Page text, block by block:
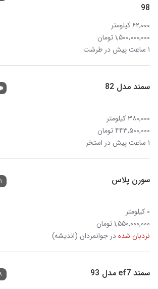
98
۶۲,۰۰۰ کیلومتر
۱,۵۰۰,۰۰۰,۰۰۰ تومان
۱ ساعت پیش در طرشت
سمند مدل 82
۳۸۰,۰۰۰ کیلومتر
۴۴۳,۵۰۰,۰۰۰ تومان
۱ ساعت پیش در استخر
سورن پلاس
۰ کیلومتر
۱,۵۵۰,۰۰۰,۰۰۰ تومان
نردبان شدهدر جوانمردان (اندیشه)
۱
سمند ef7 مدل 93